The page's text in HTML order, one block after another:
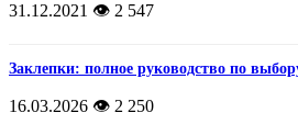
31.12.2021 👁️ 2 547
Заклепки: полное руководство по
16.03.2026 👁️ 2 250